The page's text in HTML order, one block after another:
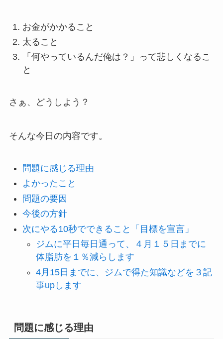
お金がかかること
太ること
「何やっているんだ俺は？」って悲しくなるこ
と
さぁ、どうしよう？
そんな今日の内容です。
問題に感じる理由
よかったこと
問題の要因
今後の方針
次にやる10秒でできること「目標を宣言」
ジムに平日毎日通って、４月１５日までに
体脂肪を１％減らします
4月15日までに、ジムで得た知識などを３記
事upします
問題に感じる理由